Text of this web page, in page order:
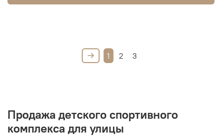
1 2 3
Продажа детского спортивного
комплекса для улицы